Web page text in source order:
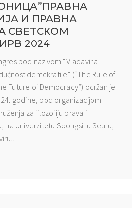
И ПРАВНА
СВЕТСКОМ
2024
pod nazivom “Vladavina
demokratije” (“The Rule of
Future of Democracy”) održan je
godine, pod organizacijom
za filozofiju prava i
na Univerzitetu Soongsil u Seulu,